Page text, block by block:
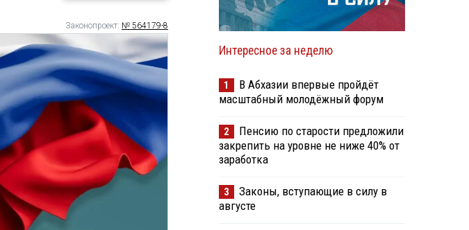
Законопроект: № 564179-8
Интересное за неделю
1
В Абхазии впервые пройдёт
масштабный молодёжный форум
2
Пенсию по старости предложили
закрепить на уровне не ниже 40% от
заработка
3
Законы, вступающие в силу в
августе